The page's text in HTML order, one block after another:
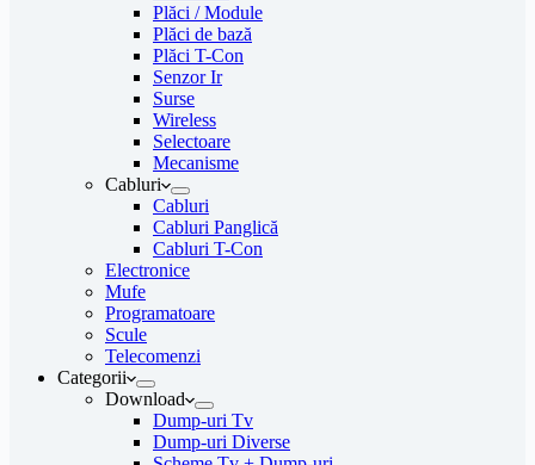
Plăci / Module
Plăci de bază
Plăci T-Con
Senzor Ir
Surse
Wireless
Selectoare
Mecanisme
Cabluri
Cabluri
Cabluri Panglică
Cabluri T-Con
Electronice
Mufe
Programatoare
Scule
Telecomenzi
Categorii
Download
Dump-uri Tv
Dump-uri Diverse